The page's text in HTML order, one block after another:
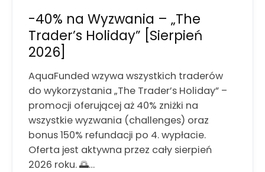
-40% na Wyzwania – „The
Trader’s Holiday” [Sierpień
2026]
AquaFunded wzywa wszystkich traderów
do wykorzystania „The Trader’s Holiday” –
promocji oferującej aż 40% zniżki na
wszystkie wyzwania (challenges) oraz
bonus 150% refundacji po 4. wypłacie.
Oferta jest aktywna przez cały sierpień
2026 roku. 🌅…